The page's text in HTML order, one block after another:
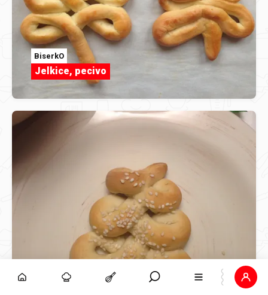
BiserkO
Jelkice, pecivo